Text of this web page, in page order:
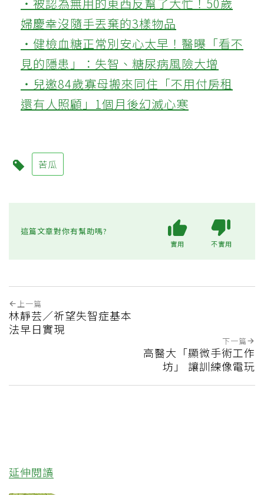
婦慶幸沒隨手丟棄的3樣物品
‧健檢血糖正常別安心太早！醫曝「看不
見的隱患」：失智、糖尿病風險大增
‧兒邀84歲寡母搬來同住「不用付房租
還有人照顧」1個月後幻滅心寒
苦瓜
這篇文章對你有幫助嗎?
實用 不實用
上一篇
林靜芸／祈望失智症基本
法早日實現
下一篇
高醫大「顯微手術工作
坊」 讓訓練像電玩
延伸閱讀